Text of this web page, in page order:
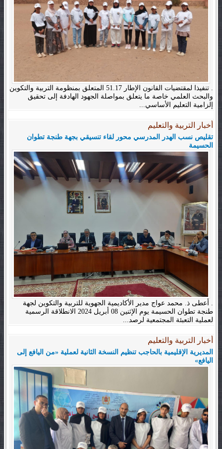
. تنفيذا لمقتضيات القانون الإطار 51.17 المتعلق بمنظومة التربية والتكوين
والبحث العلمي خاصة ما يتعلق بمواصلة الجهود الهادفة إلى تحقيق
إلزامية التعليم الأساسي...
أخبار التربية والتعليم
تقليص نسب الهدر المدرسي محور لقاء تنسيقي بجهة طنجة تطوان
الحسيمة
. أعطى ذ. محمد عواج مدير الأكاديمية الجهوية للتربية والتكوين لجهة
طنجة تطوان الحسيمة يوم الإثنين 08 أبريل 2024 الانطلاقة الرسمية
لعملية التعبئة المجتمعية لرصد...
أخبار التربية والتعليم
المديرية الإقليمية بالحاجب تنظيم النسخة الثانية لعملية «من اليافع إلى
اليافع»